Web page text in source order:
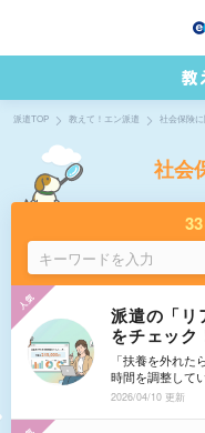
派遣TOP 教えて！エン派遣 社会保険
社会
33
派遣の「リ
をチェック
「扶養を外れた
時間を調整して
疑問に、このシ
2026/04/10 更新